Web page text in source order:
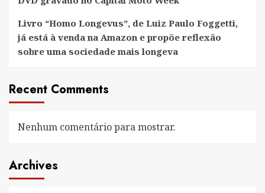
Livro “Homo Longevus”, de Luiz Paulo Foggetti,
já está à venda na Amazon e propõe reflexão
sobre uma sociedade mais longeva
Recent Comments
Nenhum comentário para mostrar.
Archives